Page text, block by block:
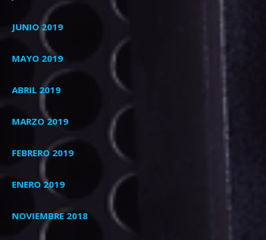
JUNIO 2019
MAYO 2019
ABRIL 2019
MARZO 2019
FEBRERO 2019
ENERO 2019
NOVIEMBRE 2018